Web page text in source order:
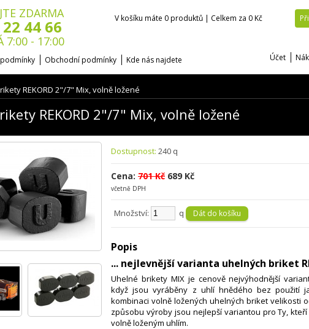
ZDARMA
44 66
7:00 - 17:00
V košíku máte 0 produktů | Celkem za 0 Kč
Obchodní podmínky Kde nás najdete Účet
REKORD 2"/7" Mix, volně ložené
REKORD 2"/7" Mix, volně ložené
Dostupnost: 240 q
Cena: 701 Kč 689 Kč
včetně DPH
Množství: q
Popis
... nejlevnější varianta uhelných briket
Uhelné brikety MIX je cenově nejvýhodnější
když jsou vyráběny z uhlí hnědého bez použití
kombinaci volně ložených uhelných briket velikosti
způsobu výroby jsou nejlepší variantou pro Ty,
volně loženým uhlím.